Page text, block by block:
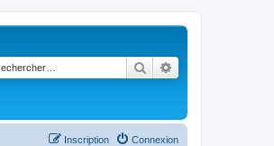
Rechercher
Connexion
Inscription